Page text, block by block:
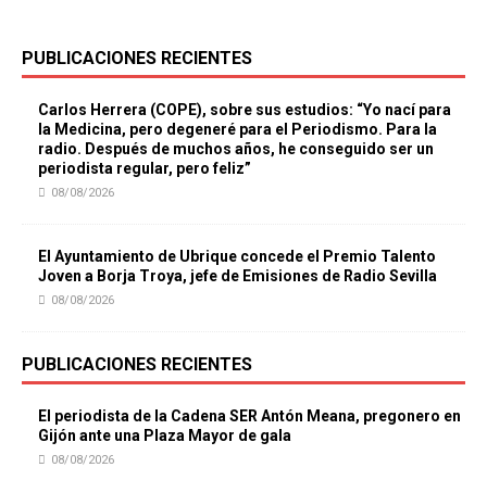
PUBLICACIONES RECIENTES
Carlos Herrera (COPE), sobre sus estudios: “Yo nací para
la Medicina, pero degeneré para el Periodismo. Para la
radio. Después de muchos años, he conseguido ser un
periodista regular, pero feliz”
08/08/2026
El Ayuntamiento de Ubrique concede el Premio Talento
Joven a Borja Troya, jefe de Emisiones de Radio Sevilla
08/08/2026
PUBLICACIONES RECIENTES
El periodista de la Cadena SER Antón Meana, pregonero en
Gijón ante una Plaza Mayor de gala
08/08/2026